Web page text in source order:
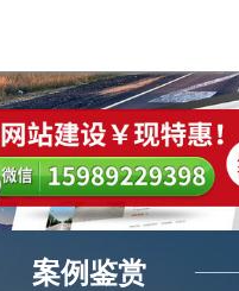
案例鉴赏